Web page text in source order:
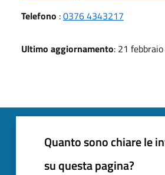
Telefono :0376 4343217
Ultimo aggiornamento: 21
Quanto sono chiare le
su questa pagina?